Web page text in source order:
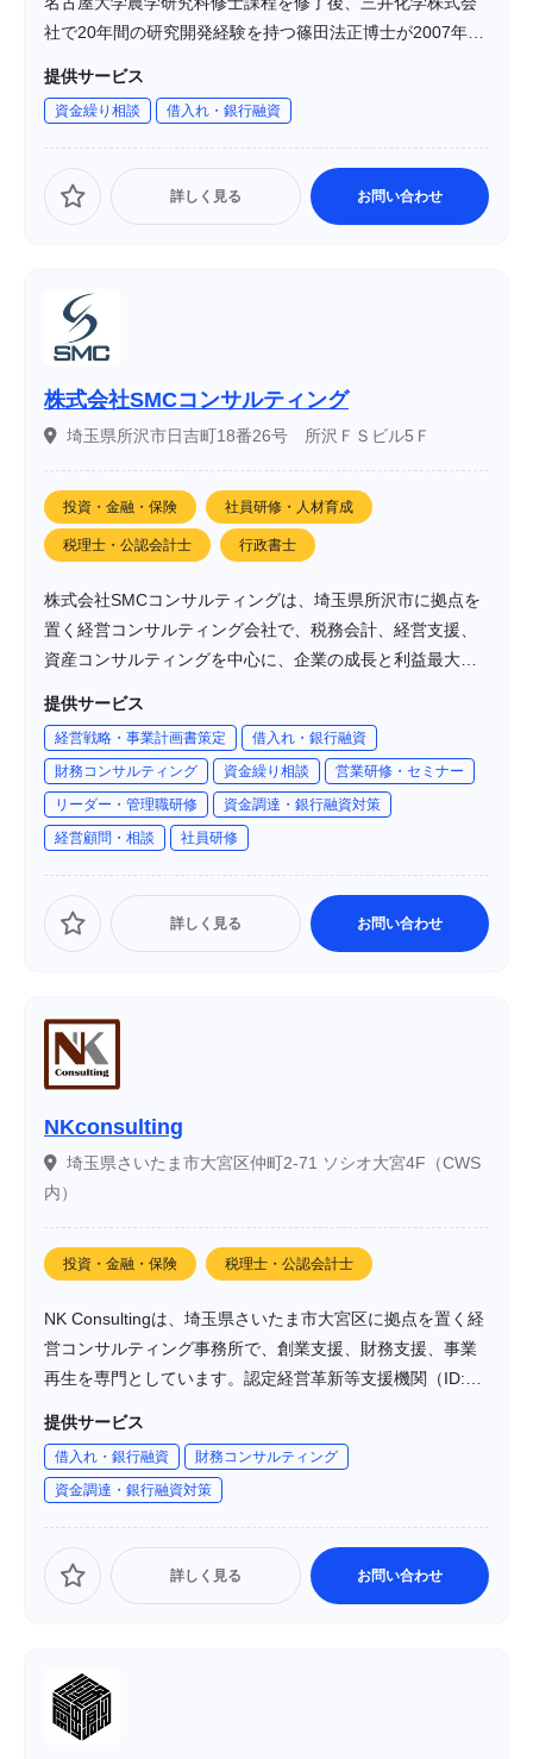
社で20年間の研究開発経験を持つ篠田法正博士が2007年に
点でのアプローチを通じて、企業や個人の成長を支援して
います。
提供サービス
資金繰り相談 借入れ・銀行融資
詳しく見る お問い合わせ
株式会社SMCコンサルティング
埼玉県所沢市日吉町18番26号 所沢ＦＳビル5Ｆ
投資・金融・保険 社員研修・人材育成
税理士・公認会計士 行政書士
株式会社SMCコンサルティングは、埼玉県所沢市に拠点を
置く経営コンサルティング会社で、税務会計、経営支援、
資産コンサルティングを中心に、企業の成長と利益最大化
89.5％が増益を達成しており、賃上げ税制減税額は年間
4,807万円に上るなど、実績が証明する高い成果を上げてい
ます。
提供サービス
経営戦略・事業計画書策定
借入れ・銀行融資
財務コンサルティング
資金繰り相談
営業研修・セミナー
リーダー・管理職研修
資金調達・銀行融資対策
経営顧問・相談
社員研修
詳しく見る お問い合わせ
NKconsulting
埼玉県さいたま市大宮区仲町2-71 ソシオ大宮4F（CWS
内）
投資・金融・保険 税理士・公認会計士
NK Consultingは、埼玉県さいたま市大宮区に拠点を置く経
営コンサルティング事務所で、創業支援、財務支援、事業
再生を専門としています。認定経営革新等支援機関（ID:
の支援実績があり、融資実行率は90％以上を誇ります。
提供サービス
借入れ・銀行融資
財務コンサルティング
資金調達・銀行融資対策
詳しく見る お問い合わせ